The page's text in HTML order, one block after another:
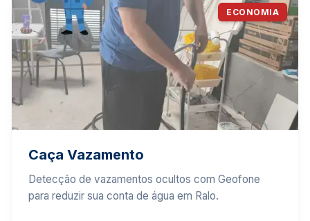
ECONOMIA
Caça Vazamento
Detecção de vazamentos ocultos com Geofone
para reduzir sua conta de água em Ralo.